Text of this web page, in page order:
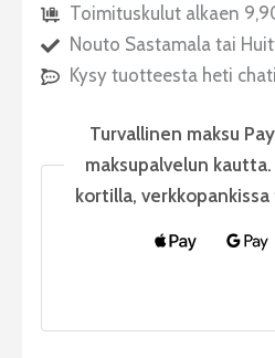
Toimituskulut alkaen
Nouto Sastamala tai
Kysy tuotteesta heti
Turvallinen maksu
maksupalvelun
kortilla, verkkopankissa